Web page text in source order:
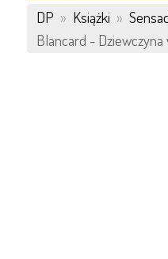
DP » Książki »
Blancard -